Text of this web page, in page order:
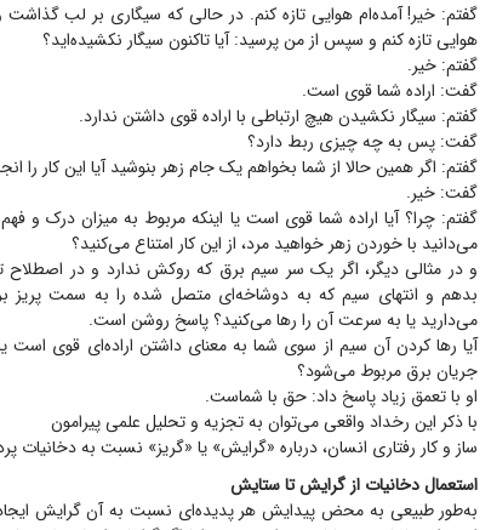
گفتم‌: خیر! آمده‌ام هوایی تازه کنم. در حالی که سیگاری بر لب
هوایی تازه کنم و سپس از من پرسید‌: آیا تاکنون سیگار نکشیده‌اید؟
گفتم: خیر.
گفت‌: اراده شما قوی است.
گفتم‌: سیگار نکشیدن هیچ ارتباطی با اراده قوی داشتن ندارد.
گفت‌: پس به چه چیزی ربط دارد؟
گفتم‌: اگر همین حالا از شما بخواهم یک جام زهر بنوشید آیا این کار را
گفت‌: خیر.
گفتم‌: چرا؟ آیا اراده شما قوی است یا اینکه مربوط به میزان درک و
می‌دانید با خوردن زهر خواهید مرد، از این کار امتناع می‌کنید؟
و در مثالی دیگر، اگر یک سر سیم برق که روکش ندارد و در
بدهم و انتهای سیم که به دوشاخه‌ای متصل شده را به سمت پریز
می‌دارید یا به سرعت آن را رها می‌کنید؟ پاسخ روشن است.
آیا رها کردن آن سیم از سوی شما به معنای داشتن اراده‌ای قوی است
جریان برق مربوط می‌شود؟
او با تعمق زیاد پاسخ داد‌: حق با شماست.
با ذکر این رخداد واقعی می‌توان به تجزیه و تحلیل علمی پیرامون
ساز و کار رفتاری انسان، درباره «گرایش» یا «گریز» نسبت به دخانیات
استعمال دخانیات از گرایش تا ستایش
به‌طور طبیعی به محض پیدایش هر پدیده‌ای نسبت به آن گرایش